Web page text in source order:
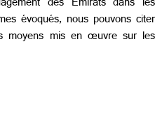
évoqués, nous pouvons citer
moyens mis en œuvre sur les